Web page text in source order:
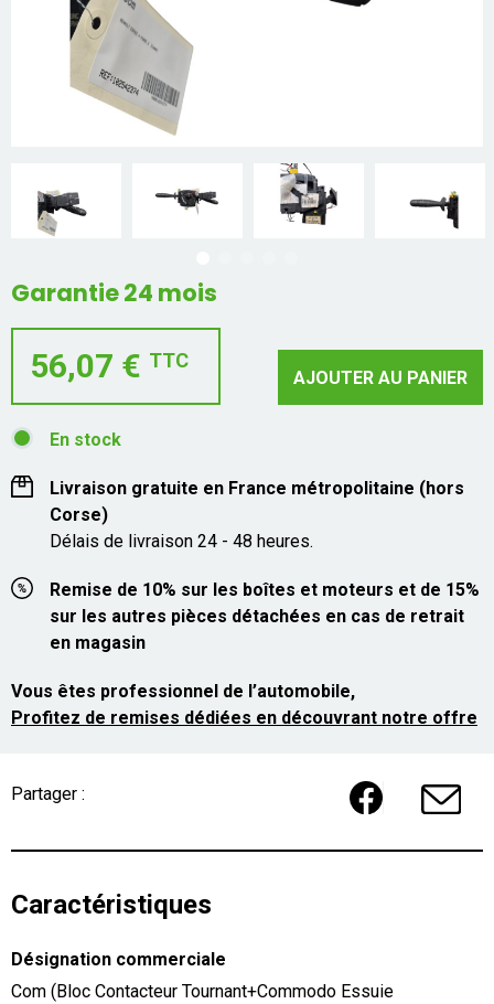
Garantie 24 mois
56,07 € TTC
AJOUTER AU PANIER
En stock
Livraison gratuite en France métropolitaine (hors
Corse)
Délais de livraison 24 - 48 heures.
Remise de 10% sur les boîtes et moteurs et de 15%
sur les autres pièces détachées en cas de retrait
en magasin
Vous êtes professionnel de l’automobile,
Profitez de remises dédiées en découvrant notre offre
Partager :
Caractéristiques
Désignation commerciale
Com (Bloc Contacteur Tournant+Commodo Essuie